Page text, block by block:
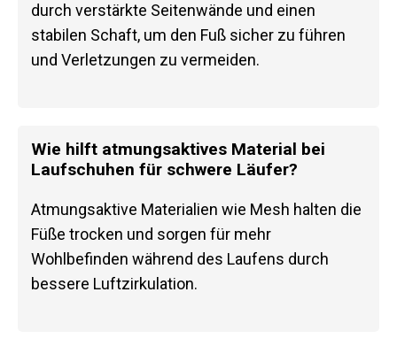
durch verstärkte Seitenwände und einen
stabilen Schaft, um den Fuß sicher zu führen
und Verletzungen zu vermeiden.
Wie hilft atmungsaktives Material bei
Laufschuhen für schwere Läufer?
Atmungsaktive Materialien wie Mesh halten die
Füße trocken und sorgen für mehr
Wohlbefinden während des Laufens durch
bessere Luftzirkulation.